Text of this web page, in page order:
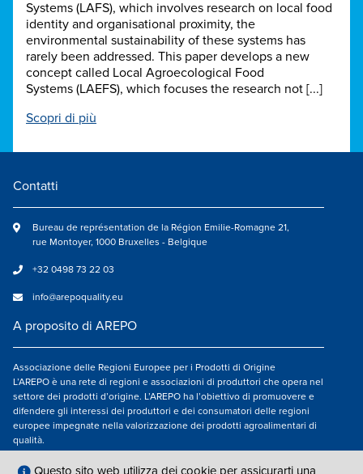
Systems (LAFS), which involves research on local food
identity and organisational proximity, the
environmental sustainability of these systems has
rarely been addressed. This paper develops a new
concept called Local Agroecological Food
Systems (LAEFS), which focuses the research not [...]
Scopri di più
Contatti
Bureau de représentation de la Région Emilie-Romagne 21,
rue Montoyer, 1000 Bruxelles - Belgique
+32 0498 73 22 03
info@arepoquality.eu
A proposito di AREPO
Associazione delle Regioni Europee per i Prodotti di Origine
L’AREPO è una rete di regioni e associazioni di produttori che opera nel
settore dei prodotti d’origine. L’AREPO ha l’obiettivo di promuovere e
difendere gli interessi dei produttori e dei consumatori delle regioni
europee impegnate nella valorizzazione dei prodotti agroalimentari di
qualità.
Seguici su
Questo sito web utilizza dei cookie per assicurarti una